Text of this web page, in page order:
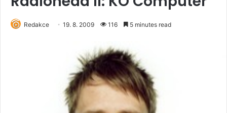
Redakce 19. 8. 2009 116 5 minutes read